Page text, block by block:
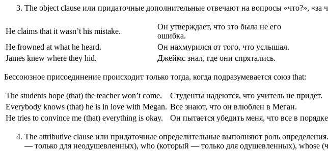
The object clause или придаточные дополнительные отвечают на вопросы «что?», «за
He claims that it wasn’t his mistake.
Он утверждает, что это была не его
ошибка.
He frowned at what he heard.
Он нахмурился от того, что услышал.
James knew where they hid.
Джеймс знал, где они спрятались.
Бессоюзное присоединение происходит только тогда, когда подразумевается союз that:
The students hope (that) the teacher won’t come.
Студенты надеются, что учитель не придет.
Everybody knows (that) he is in love with Megan. Все знают, что он влюблен в Меган.
He tries to convince me (that) everything is okay.
Он пытается убедить меня, что все в
The attributive clause или придаточные определительные выполняют роль
— только для неодушевленных), who (который — только для одушевленных), whose